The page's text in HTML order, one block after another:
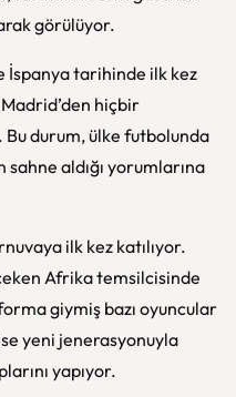
görülüyor.
İspanya tarihinde ilk kez
hiçbir
durum, ülke futbolunda
aldığı yorumlarına
ilk kez katılıyor.
Afrika temsilcisinde
giymiş bazı oyuncular
yeni jenerasyonuyla
yapıyor.